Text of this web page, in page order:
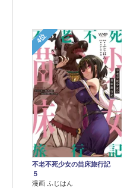
4位
不老不死少女の苗床旅行記
５
漫画 ふじはん